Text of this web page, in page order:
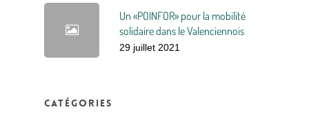
Un «POINFOR» pour la mobilité
solidaire dans le Valenciennois
29 juillet 2021
Catégories